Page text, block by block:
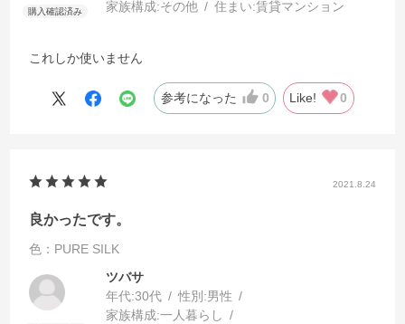
家族構成:その他 住まい:賃貸マンション
これしか使いません
参考になった 0 Like! 0
2021.8.24
良かったです。
色：PURE SILK
ツバサ
年代:30代 性別:男性
家族構成:一人暮らし